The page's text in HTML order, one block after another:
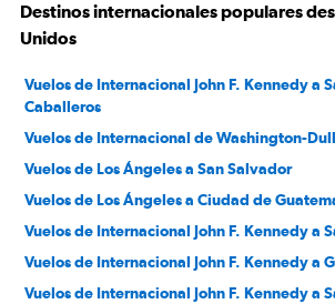
Destinos internacionales populares
Unidos
Vuelos de Internacional John F. Kennedy a
Caballeros
Vuelos de Internacional de Washington-
Vuelos de Los Ángeles a San Salvador
Vuelos de Los Ángeles a Ciudad de
Vuelos de Internacional John F. Kennedy a
Vuelos de Internacional John F. Kennedy a
Vuelos de Internacional John F. Kennedy a